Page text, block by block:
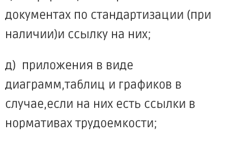
документах по стандартизации (при
наличии)и ссылку на них;
д) приложения в виде
диаграмм,таблиц и графиков в
случае,если на них есть ссылки в
нормативах трудоемкости;